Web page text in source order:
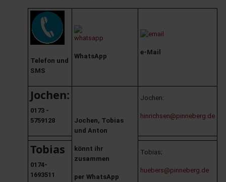
Telefon und
SMS
WhatsApp
e-Mail
Jochen:
0173 -
5759128
Jochen, Tobias
und Anton
könnt ihr
zusammen
per WhatsApp
Jochen:
hinrichsen@pinneberg.de
Tobias
0174-
1693511
Tobias;
huebers@pinneberg.de